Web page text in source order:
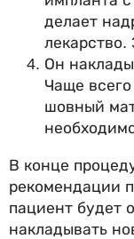
делает
лекарство.
Он
Чаще
шовный
В конце
рекомендации
пациент будет
накладывать